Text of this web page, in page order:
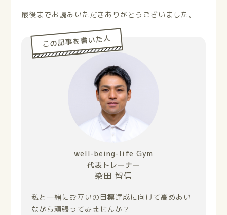
最後までお読みいただきありがとうございました。
この記事を書いた人
well-being-life Gym
代表トレーナー
染田 智信
私と一緒にお互いの目標達成に向けて高めあい
ながら頑張ってみませんか？